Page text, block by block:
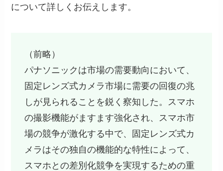
について詳しくお伝えします。
（前略）
パナソニックは市場の需要動向において、
固定レンズ式カメラ市場に需要の回復の兆
しが見られることを鋭く察知した。スマホ
の撮影機能がますます強化され、スマホ市
場の競争が激化する中で、固定レンズ式カ
メラはその独自の機能的な特性によって、
スマホとの差別化競争を実現するための重